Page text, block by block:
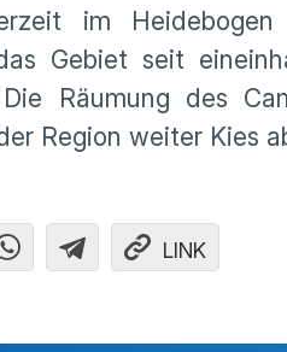
im
Gebiet seit
Die Räumung des
Region weiter Kies
LINK